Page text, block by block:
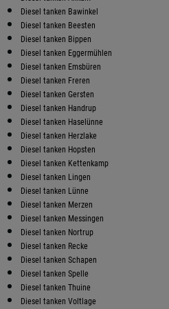
Diesel tanken Bawinkel
Diesel tanken Beesten
Diesel tanken Bippen
Diesel tanken Eggermühlen
Diesel tanken Emsbüren
Diesel tanken Freren
Diesel tanken Gersten
Diesel tanken Handrup
Diesel tanken Haselünne
Diesel tanken Herzlake
Diesel tanken Hopsten
Diesel tanken Kettenkamp
Diesel tanken Lingen
Diesel tanken Lünne
Diesel tanken Merzen
Diesel tanken Messingen
Diesel tanken Nortrup
Diesel tanken Recke
Diesel tanken Schapen
Diesel tanken Spelle
Diesel tanken Thuine
Diesel tanken Voltlage